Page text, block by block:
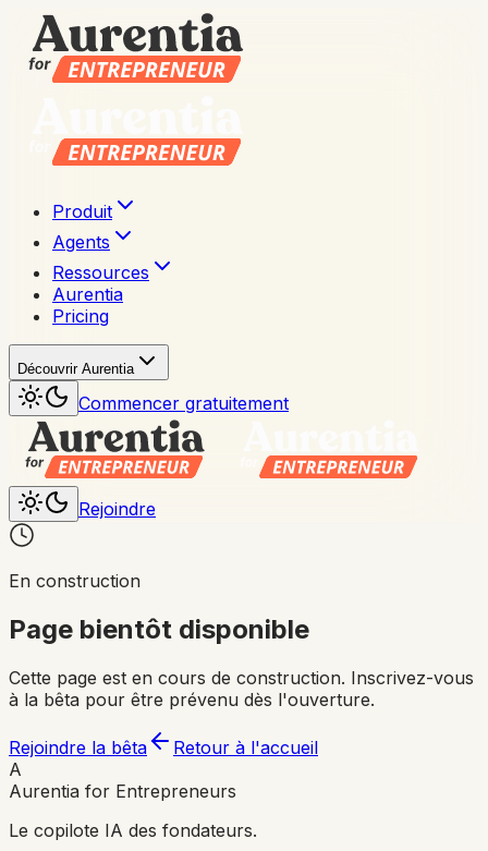
Produit
Agents
Ressources
Aurentia
Pricing
Découvrir Aurentia
Commencer gratuitement
Rejoindre
En construction
Page bientôt disponible
Cette page est en cours de construction. Inscrivez-vous
à la bêta pour être prévenu dès l'ouverture.
Rejoindre la bêta
Retour à l'accueil
A
Aurentia for Entrepreneurs
Le copilote IA des fondateurs.